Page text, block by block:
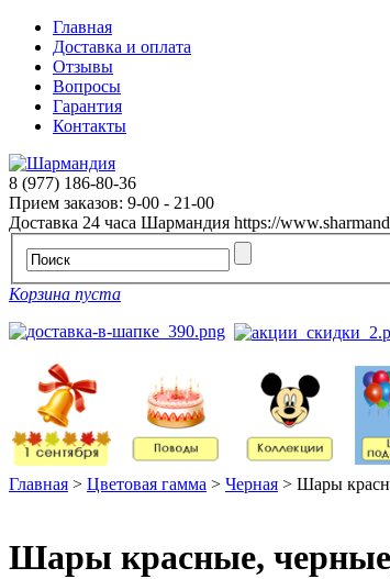
Главная
Доставка и оплата
Отзывы
Вопросы
Гарантия
Контакты
8 (977) 186-80-36
Прием заказов: 9-00 - 21-00
Доставка 24 часа Шармандия https://
Корзина пуста
Главная > Цветовая гамма > Черная > Шары
Шары красные,